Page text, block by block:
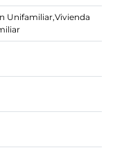
Unifamiliar,Vivienda